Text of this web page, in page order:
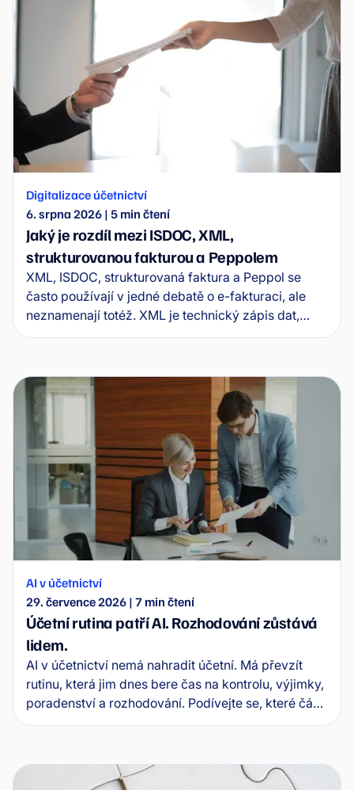
Digitalizace účetnictví
6. srpna 2026 | 5 min čtení
Jaký je rozdíl mezi ISDOC, XML,
strukturovanou fakturou a Peppolem
XML, ISDOC, strukturovaná faktura a Peppol se
často používají v jedné debatě o e-fakturaci, ale
neznamenají totéž. XML je technický zápis dat,
ISDOC je konkrétní formát elektronické faktury,
výměnu mezi systémy.
AI v účetnictví
29. července 2026 | 7 min čtení
Účetní rutina patří AI. Rozhodování zůstává
lidem.
AI v účetnictví nemá nahradit účetní. Má převzít
rutinu, která jim dnes bere čas na kontrolu, výjimky,
poradenství a rozhodování. Podívejte se, které části
účetní práce AI převezme jako první.